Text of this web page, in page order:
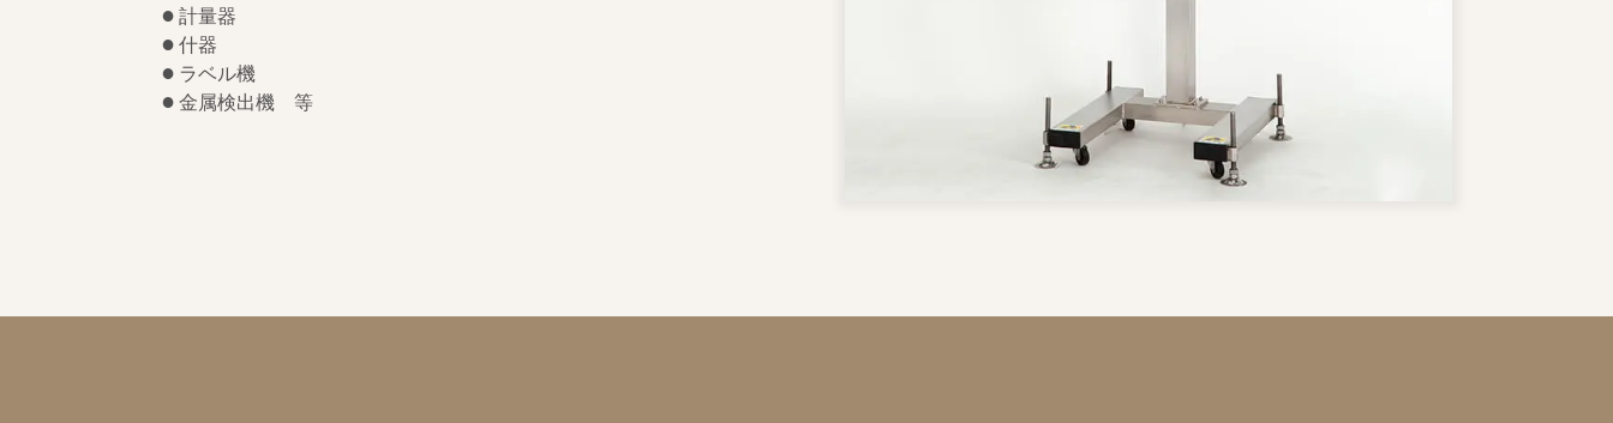
計量器
什器
ラベル機
金属検出機 等